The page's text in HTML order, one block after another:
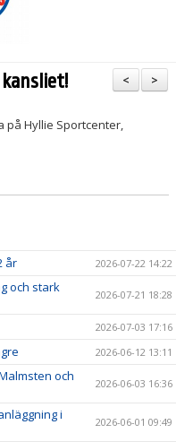
>
<
på Hyllie Sportcenter,
år 2026-07-22 14:22
och stark
2026-07-21 18:28
2026-07-03 17:16
2026-06-12 13:11
och
2026-06-03 16:36
i
2026-06-01 09:49